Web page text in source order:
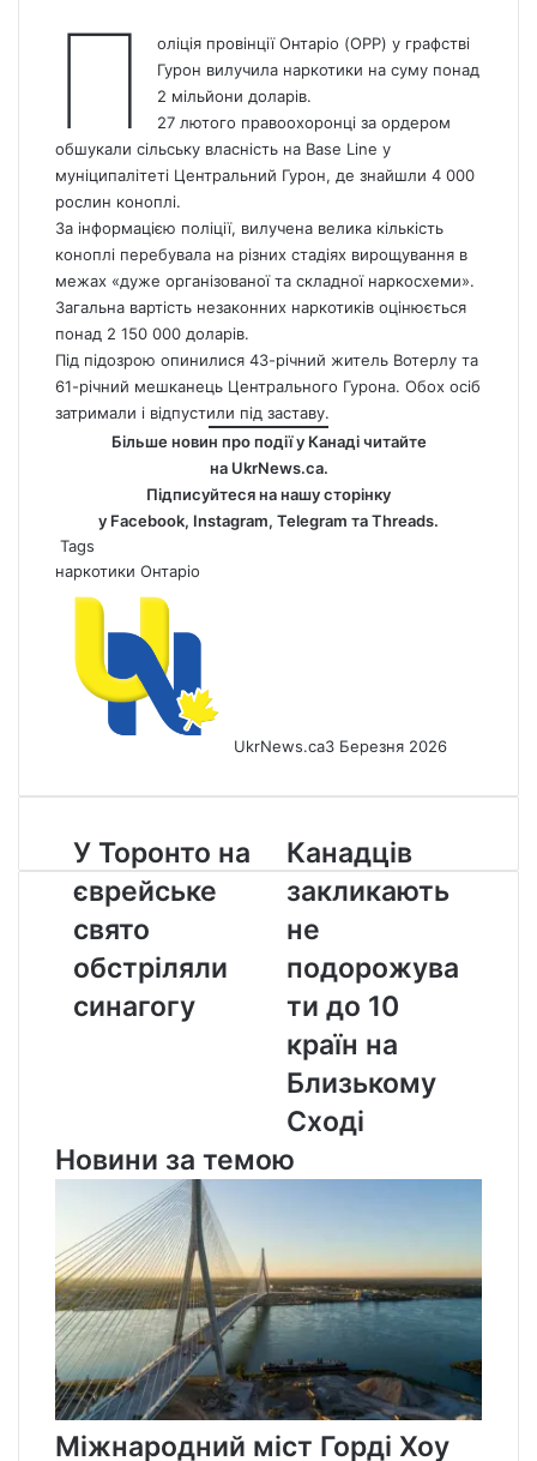
П
оліція провінції Онтаріо (OPP) у графстві
Гурон вилучила наркотики на суму понад
2 мільйони доларів.
27 лютого правоохоронці за ордером
обшукали сільську власність на Base Line у
муніципалітеті Центральний Гурон, де знайшли 4 000
рослин коноплі.
За інформацією поліції, вилучена велика кількість
коноплі перебувала на різних стадіях вирощування в
межах «дуже організованої та складної наркосхеми».
Загальна вартість незаконних наркотиків оцінюється
понад 2 150 000 доларів.
Під підозрою опинилися 43-річний житель Вотерлу та
61-річний мешканець Центрального Гурона. Обох осіб
затримали і відпустили під заставу.
Більше новин про події у Канаді читайте
на UkrNews.ca.
Підписуйтеся на нашу сторінку
у Facebook, Instagram, Telegram таThreads.
Tags
наркотики Онтаріо
UkrNews.ca3 Березня 2026
У
Торонто
на
єврейське
свято
обстріляли
У Торонто на
єврейське
свято
обстріляли
синагогу
Канадців
закликають
не
подорожувати
до
10
на
Близькому
Сході
Канадців
закликають
не
подорожува
ти до 10
країн на
Близькому
Сході
Новини за темою
Міжнародний міст Горді Хоу